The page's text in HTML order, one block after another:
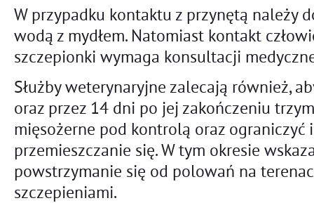
W przypadku kontaktu z przynętą należy
wodą z mydłem. Natomiast kontakt
szczepionki wymaga konsultacji
Służby weterynaryjne zalecają również,
oraz przez 14 dni po jej zakończeniu
mięsożerne pod kontrolą oraz ograniczyć
przemieszczanie się. W tym okresie
powstrzymanie się od polowań na
szczepieniami.